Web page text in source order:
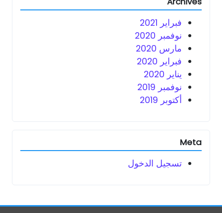
فبراير 2021
نوفمبر 2020
مارس 2020
فبراير 2020
يناير 2020
نوفمبر 2019
أكتوبر 2019
Meta
تسجيل الدخول